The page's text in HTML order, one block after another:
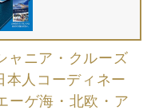
ャニア・クルーズ
本人コーディネー
ーゲ海・北欧・ア